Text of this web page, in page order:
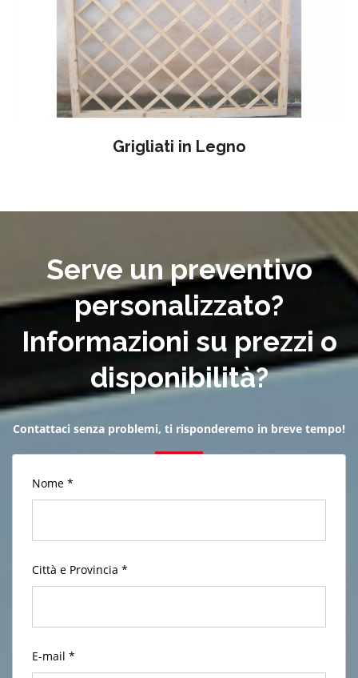
Grigliati in Legno
Serve un preventivo
personalizzato?
Informazioni su prezzi o
disponibilità?
Contattaci senza problemi, ti risponderemo in breve tempo!
Nome *
Città e Provincia *
E-mail *